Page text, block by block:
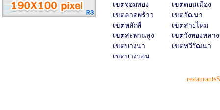
เขตจอมทอง
เขตดอนเมือง
เขตลาดพร้าว
เขตวัฒนา
เขตหลักสี่
เขตสายไหม
เขตสะพานสูง
เขตวังทองหลาง
เขตบางนา
เขตทวีวัฒนา
เขตบางบอน